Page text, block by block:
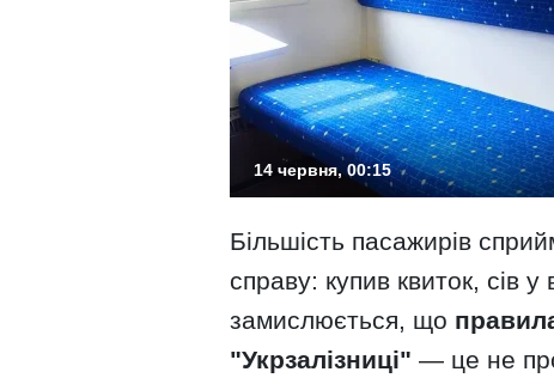
14 червня, 00:15
Більшість пасажирів
справу: купив квиток, сів
замислюється, що
"Укрзалізниці" — це не